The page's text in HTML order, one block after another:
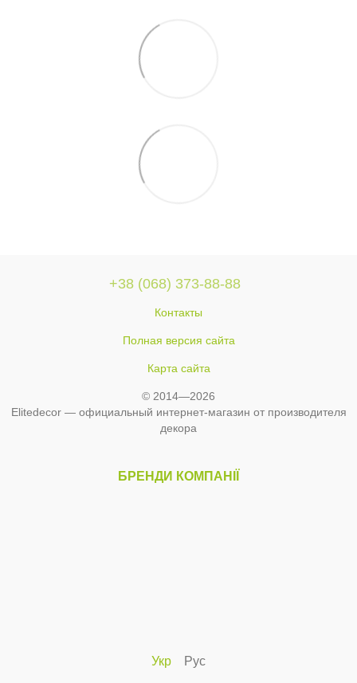
+38 (068) 373-88-88
Контакты
Полная версия сайта
Карта сайта
© 2014—2026
Elitedecor — официальный интернет-магазин от производителя
декора
БРЕНДИ КОМПАНІЇ
Укр Рус